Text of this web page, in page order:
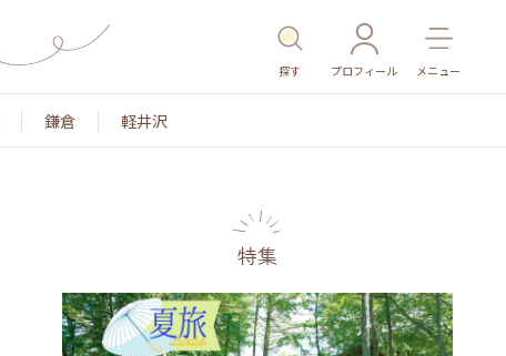
探す プロフィール メニュー
鎌倉 軽井沢
名所・旧跡 温泉・スパ その他施設 ごはん
特集